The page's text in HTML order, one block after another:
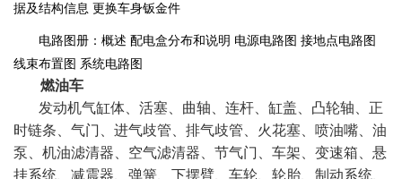
据及结构信息 更换车身钣金件
电路图册：概述 配电盒分布和说明 电源电路图 接地点电路图
线束布置图 系统电路图
燃油车
发动机气缸体、活塞、曲轴、连杆、缸盖、凸轮轴、正
时链条、气门、进气歧管、排气歧管、火花塞、喷油嘴、油
泵、机油滤清器、空气滤清器、节气门、车架、变速箱、悬
挂系统、减震器、弹簧、下摆臂、车轮、轮胎、制动系统、